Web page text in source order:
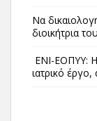
Να
διοικήτρια
ΕΝΙ-ΕΟΠΥΥ:
ιατρικό έργο,